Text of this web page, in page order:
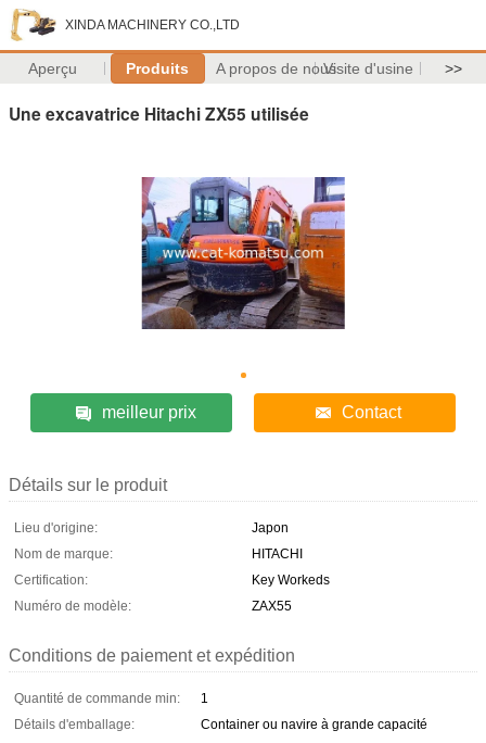
XINDA MACHINERY CO.,LTD
Aperçu Produits A propos de nousVisite d'usine >>
Une excavatrice Hitachi ZX55 utilisée
meilleur prix Contact
Détails sur le produit
Lieu d'origine:
Japon
Nom de marque:
HITACHI
Certification:
Key Workeds
Numéro de modèle:
ZAX55
Conditions de paiement et expédition
Quantité de commande min:
1
Détails d'emballage:
Container ou navire à grande capacité